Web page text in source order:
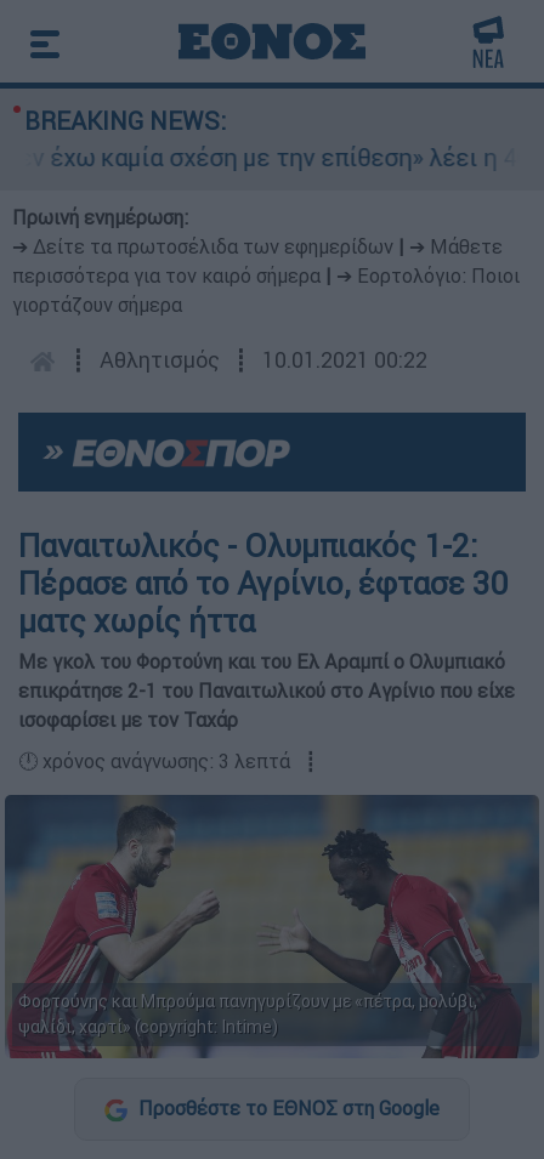
BREAKING NEWS:
καμία σχέση με την επίθεση» λέει η
Πρωινή ενημέρωση:
➔ Δείτε τα πρωτοσέλιδα των εφημερίδων
➔ Μάθετε
περισσότερα για τον καιρό σήμερα
➔ Εορτολόγιο: Ποιοι
γιορτάζουν σήμερα
┋ Αθλητισμός ┋ 10.01.2021 00:22
Παναιτωλικός - Ολυμπιακός 1-2:
Πέρασε από το Αγρίνιο, έφτασε 30
ματς χωρίς ήττα
Με γκολ του Φορτούνη και του Ελ Αραμπί ο Ολυμπιακό
επικράτησε 2-1 του Παναιτωλικού στο Αγρίνιο που είχε
ισοφαρίσει με τον Ταχάρ
🕛 χρόνος ανάγνωσης: 3 λεπτά ┋
Φορτούνης και Μπρούμα πανηγυρίζουν με «πέτρα, μολύβι,
ψαλίδι, χαρτί» (copyright: Intime)
Προσθέστε το ΕΘΝΟΣ στη Google